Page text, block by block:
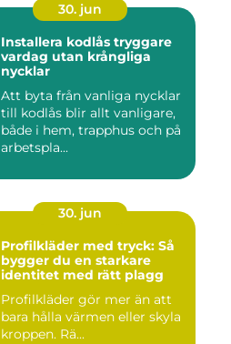
30. jun
Installera kodlås tryggare
vardag utan krångliga
nycklar
Att byta från vanliga nycklar
till kodlås blir allt vanligare,
både i hem, trapphus och på
arbetspla...
30. jun
Profilkläder med tryck: Så
bygger du en starkare
identitet med rätt plagg
Profilkläder gör mer än att
bara hålla värmen eller skyla
kroppen. Rä...